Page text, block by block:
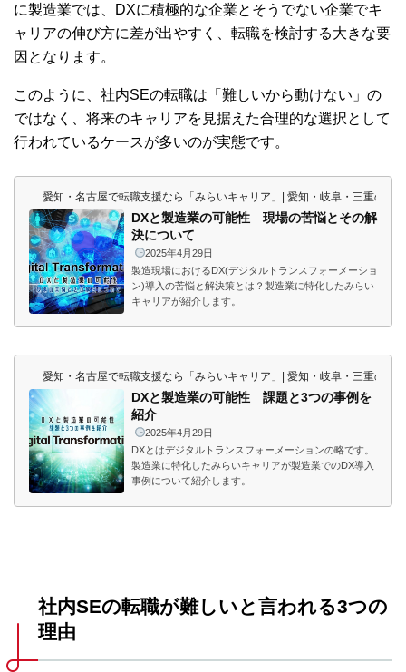
に製造業では、DXに積極的な企業とそうでない企業でキ
ャリアの伸び方に差が出やすく、転職を検討する大きな要
因となります。
このように、社内SEの転職は「難しいから動けない」の
ではなく、将来のキャリアを見据えた合理的な選択として
行われているケースが多いのが実態です。
愛知・名古屋で転職支援なら「みらいキャリア」| 愛知・岐阜・三重の東
DXと製造業の可能性 現場の苦悩とその解
決について
2025年4月29日
製造現場におけるDX(デジタルトランスフォーメーショ
ン)導入の苦悩と解決策とは？製造業に特化したみらい
キャリアが紹介します。
愛知・名古屋で転職支援なら「みらいキャリア」| 愛知・岐阜・三重の東
DXと製造業の可能性 課題と3つの事例を
紹介
2025年4月29日
DXとはデジタルトランスフォーメーションの略です。
製造業に特化したみらいキャリアが製造業でのDX導入
事例について紹介します。
社内SEの転職が難しいと言われる3つの
理由